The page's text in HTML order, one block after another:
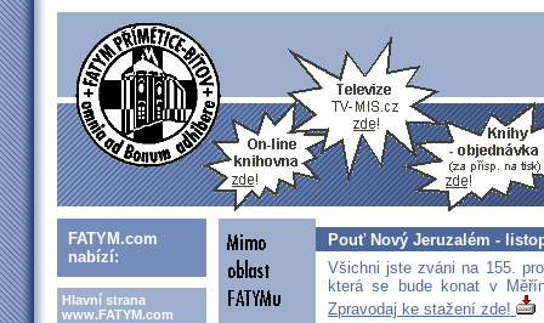
FATYM.com
nabízí:
Hlavní strana
www.FATYM.com
Pouť Nový Jeruzalém -
Všichni jste zváni na 155.
která se bude konat v
Zpravodaj ke stažení zde!